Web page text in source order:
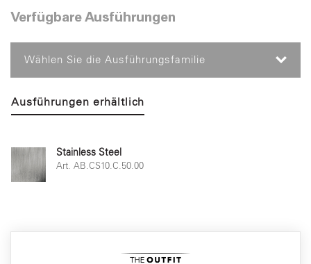
Verfügbare Ausführungen
Wählen Sie die Ausführungsfamilie
Ausführungen erhältlich
Stainless Steel
Art. AB.CS10.C.50.00